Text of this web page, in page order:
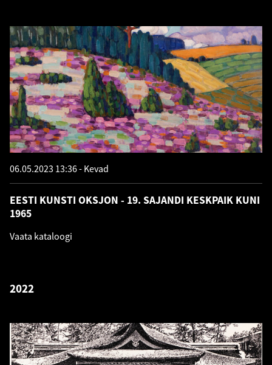
EESTI KUNSTI OKSJON - 19. SAJANDI KESKPAIK KUNI
1965
06.05.2023 13:36 Kevad
Vaata kataloogi
2022